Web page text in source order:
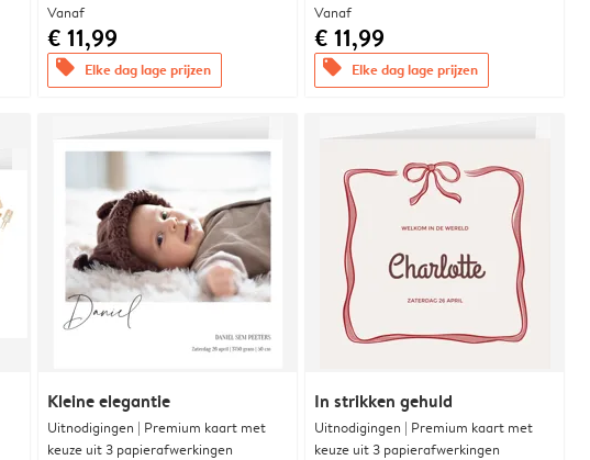
Vanaf
€ 11,99
offers Elke dag lage prijzen
Vanaf
€ 11,99
offers Elke dag lage prijzen
Kleine elegantie
Uitnodigingen | Premium kaart met
keuze uit 3 papierafwerkingen
In strikken gehuld
Uitnodigingen | Premium kaart met
keuze uit 3 papierafwerkingen